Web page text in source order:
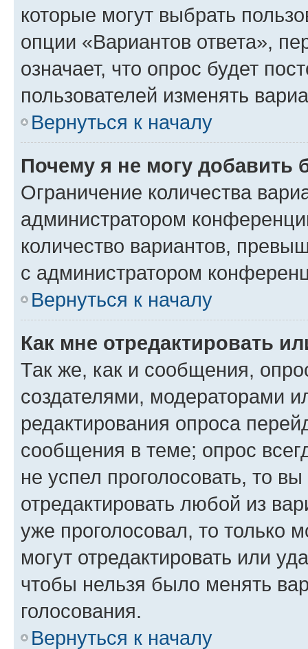
которые могут выбрать
опции «Вариантов ответа»,
означает, что опрос будет
пользователей изменять
Вернуться к началу
Почему я не могу добавить
Ограничение количества
администратором
количество вариантов,
с администратором
Вернуться к началу
Как мне отредактировать
Так же, как и сообщения,
создателями, модераторами
редактирования опроса
сообщения в теме; опрос
не успел проголосовать, то
отредактировать любой из
уже проголосовал, то только
могут отредактировать или
чтобы нельзя было менять
голосования.
Вернуться к началу